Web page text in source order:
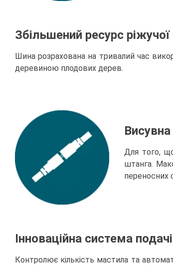
Збільшений ресурс ріжучої
Шина розрахована на тривалий час
деревиною плодових дерев.
Для того,
штанга.
переносних
Інноваційна система
Контролює кількість мастила та